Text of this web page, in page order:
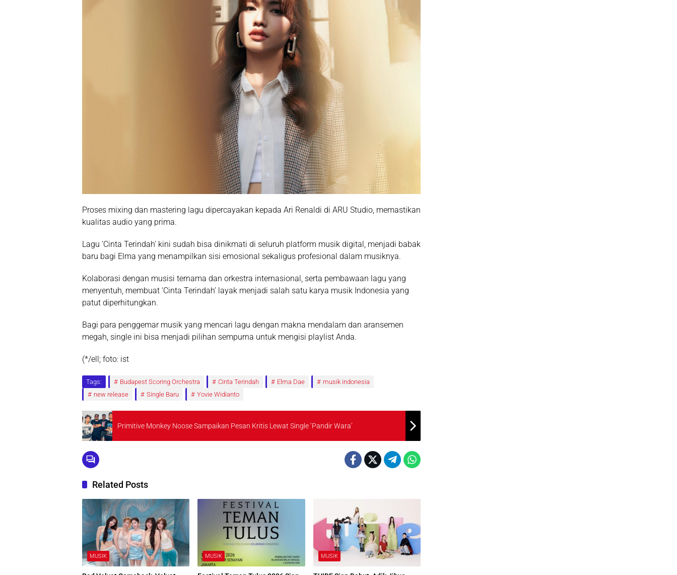
Proses mixing dan mastering lagu dipercayakan kepada Ari Renaldi di ARU Studio, memastikan
kualitas audio yang prima.
Lagu ‘Cinta Terindah’ kini sudah bisa dinikmati di seluruh platform musik digital, menjadi babak
baru bagi Elma yang menampilkan sisi emosional sekaligus profesional dalam musiknya.
Kolaborasi dengan musisi ternama dan orkestra internasional, serta pembawaan lagu yang
menyentuh, membuat ‘Cinta Terindah’ layak menjadi salah satu karya musik Indonesia yang
patut diperhitungkan.
Bagi para penggemar musik yang mencari lagu dengan makna mendalam dan aransemen
megah, single ini bisa menjadi pilihan sempurna untuk mengisi playlist Anda.
(*/ell; foto: ist
Tags: Budapest Scoring Orchestra Cinta Terindah Elma Dae
musik indonesia
new release
Single Baru Yovie Widianto
Primitive Monkey Noose Sampaikan Pesan Kritis Lewat Single ‘Pandir Wara’
Related Posts
MUSIK MUSIK MUSIK